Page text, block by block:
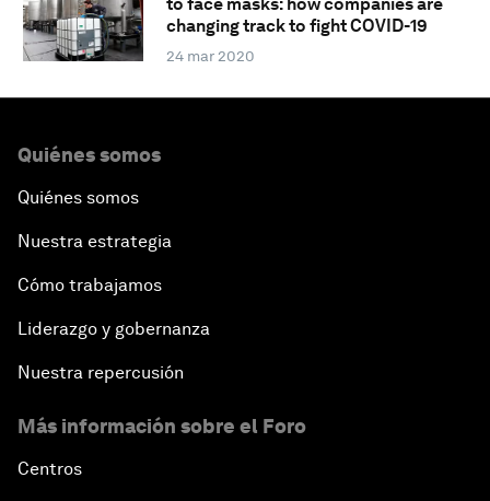
to face masks: how companies are
changing track to fight COVID-19
24 mar 2020
Quiénes somos
Quiénes somos
Nuestra estrategia
Cómo trabajamos
Liderazgo y gobernanza
Nuestra repercusión
Más información sobre el Foro
Centros